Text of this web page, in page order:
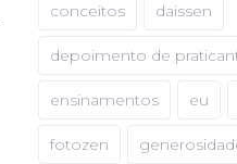
conceitos daissen
depoimento de
ensinamentos eu
fotozen